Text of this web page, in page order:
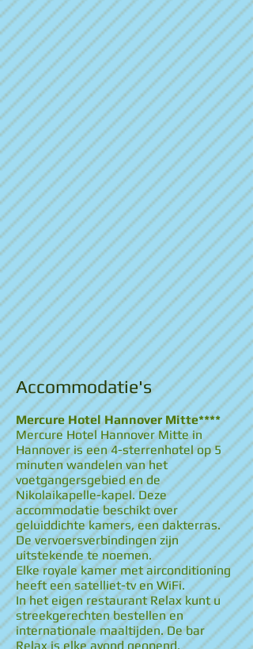
Accommodatie's
Mercure Hotel Hannover Mitte****
Mercure Hotel Hannover Mitte in
Hannover is een 4-sterrenhotel op 5
minuten wandelen van het
voetgangersgebied en de
Nikolaikapelle-kapel. Deze
accommodatie beschikt over
geluiddichte kamers, een dakterras.
De vervoersverbindingen zijn
uitstekende te noemen.
Elke royale kamer met airconditioning
heeft een satelliet-tv en WiFi.
In het eigen restaurant Relax kunt u
streekgerechten bestellen en
internationale maaltijden. De bar
Relax is elke avond geopend.